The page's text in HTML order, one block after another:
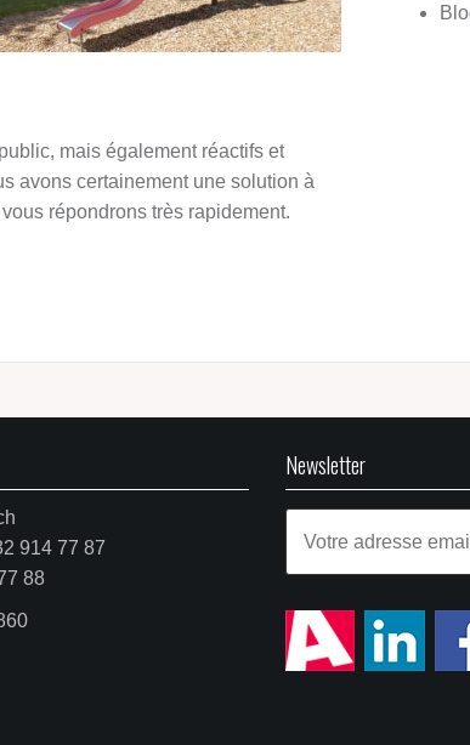
mais également réactifs et
avons certainement une solution à
répondrons très rapidement.
914 77 87
88
Newsletter